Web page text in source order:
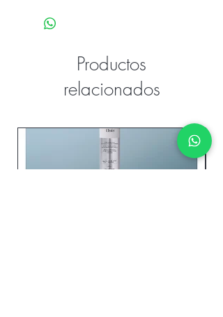
Productos
relacionados